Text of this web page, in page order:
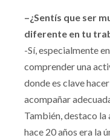
–¿Sentís que ser
diferente en tu
-Sí, especialmente
comprender una
donde es clave
acompañar
También, destaco
hace 20 años era la